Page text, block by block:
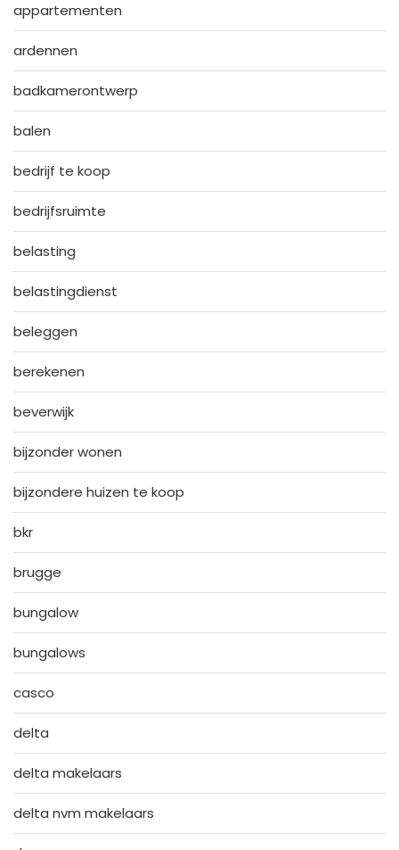
appartementen
ardennen
badkamerontwerp
balen
bedrijf te koop
bedrijfsruimte
belasting
belastingdienst
beleggen
berekenen
beverwijk
bijzonder wonen
bijzondere huizen te koop
bkr
brugge
bungalow
bungalows
casco
delta
delta makelaars
delta nvm makelaars